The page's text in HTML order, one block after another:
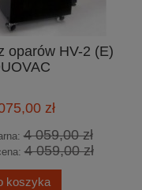
oparów HV-2 (E)
zł
4 059,00 zł
4 059,00 zł
koszyka